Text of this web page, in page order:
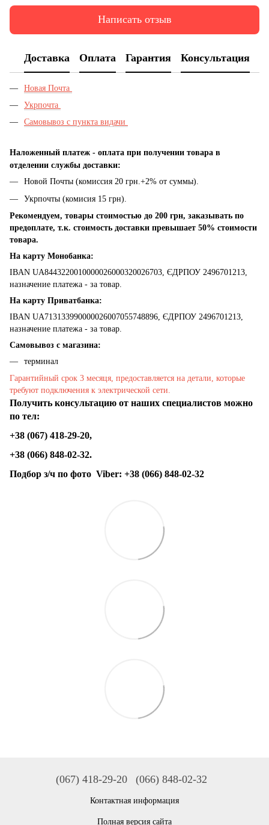
Написать отзыв
Доставка Оплата Гарантия Консультация
Новая Почта
Укрпочта
Самовывоз с пункта видачи
Наложенный платеж - оплата при получении товара в
отделении службы доставки:
Новой Почты (комиссия 20 грн.+2% от суммы).
Укрпочты (комисия 15 грн).
Рекомендуем, товары стоимостью до 200 грн, заказывать по
предоплате, т.к. стоимость доставки превышает 50% стоимости
товара.
На карту Монобанка:
IBAN UA8443220010000026000320026703, ЄДРПОУ 2496701213,
назначение платежа - за товар.
На карту Приватбанка:
IBAN UA713133990000026007055748896, ЄДРПОУ 2496701213,
назначение платежа - за товар.
Самовывоз с магазина:
терминал
Гарантийный срок 3 месяця, предоставляется на детали, которые
требуют подключения к электрической сети.
Получить консультацию от наших специалистов можно
по тел:
+38 (067) 418-29-20,
+38 (066) 848-02-32.
Подбор з/ч по фото Viber: +38 (066) 848-02-32
(067) 418-29-20 (066) 848-02-32
Контактная информация
Полная версия сайта